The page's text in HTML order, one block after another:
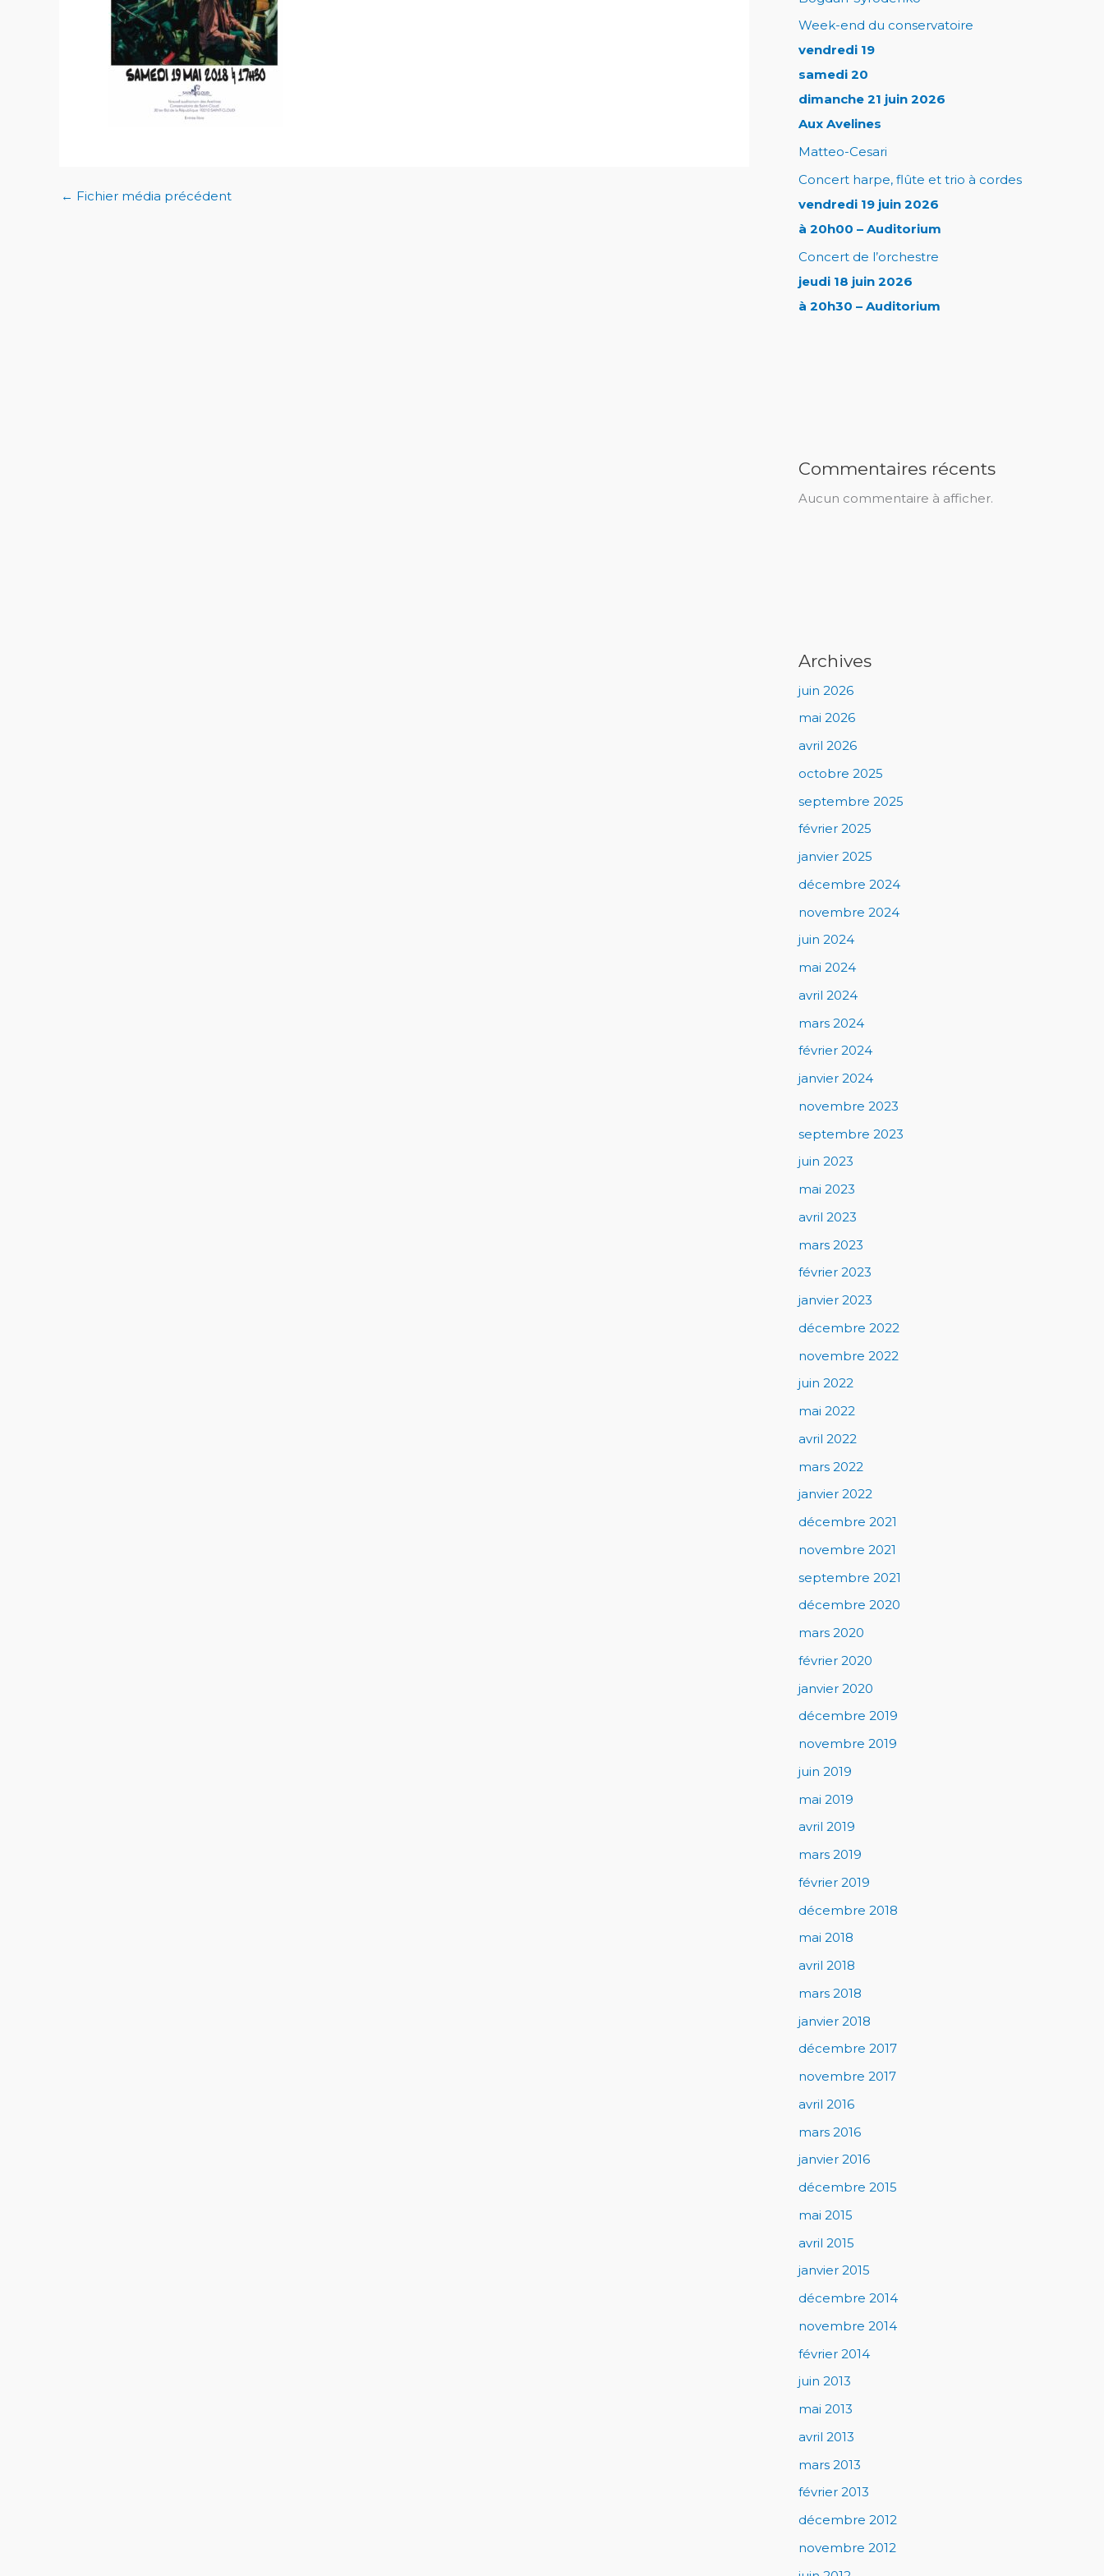
← Fichier média précédent
Week-end du conservatoire
vendredi 19
samedi 20
dimanche 21 juin 2026
Aux Avelines
Matteo-Cesari
Concert harpe, flûte et trio à cordes
vendredi 19 juin 2026
à 20h00 – Auditorium
Concert de l’orchestre
jeudi 18 juin 2026
à 20h30 – Auditorium
Commentaires récents
Aucun commentaire à afficher.
Archives
juin 2026
mai 2026
avril 2026
octobre 2025
septembre 2025
février 2025
janvier 2025
décembre 2024
novembre 2024
juin 2024
mai 2024
avril 2024
mars 2024
février 2024
janvier 2024
novembre 2023
septembre 2023
juin 2023
mai 2023
avril 2023
mars 2023
février 2023
janvier 2023
décembre 2022
novembre 2022
juin 2022
mai 2022
avril 2022
mars 2022
janvier 2022
décembre 2021
novembre 2021
septembre 2021
décembre 2020
mars 2020
février 2020
janvier 2020
décembre 2019
novembre 2019
juin 2019
mai 2019
avril 2019
mars 2019
février 2019
décembre 2018
mai 2018
avril 2018
mars 2018
janvier 2018
décembre 2017
novembre 2017
avril 2016
mars 2016
janvier 2016
décembre 2015
mai 2015
avril 2015
janvier 2015
décembre 2014
novembre 2014
février 2014
juin 2013
mai 2013
avril 2013
mars 2013
février 2013
décembre 2012
novembre 2012